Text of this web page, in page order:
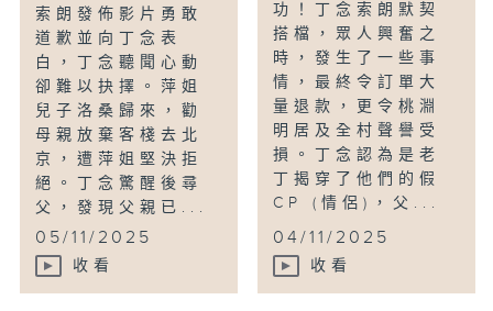
索朗發佈影片勇敢
道歉並向丁念表
白，丁念聽聞心動
卻難以抉擇。萍姐
兒子洛桑歸來，勸
母親放棄客棧去北
京，遭萍姐堅決拒
絕。丁念驚醒後尋
父，發現父親已...
05/11/2025
收看
功！丁念索朗默契
搭檔，眾人興奮之
時，發生了一些事
情，最終令訂單大
量退款，更令桃淵
明居及全村聲譽受
損。丁念認為是老
丁揭穿了他們的假
CP (情侶)，父...
04/11/2025
收看